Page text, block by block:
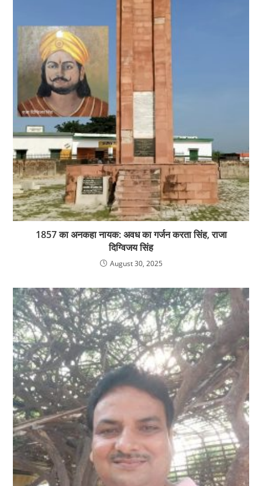
1857 का अनकहा नायक: अवध का गर्जन करता सिंह, राजा
दिग्विजय सिंह
August 30, 2025